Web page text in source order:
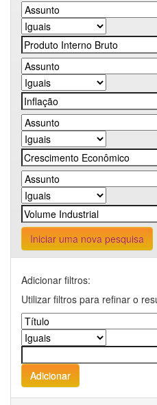
Iniciar uma nova pesquisa
Adicionar filtros:
Utilizar filtros para refinar o